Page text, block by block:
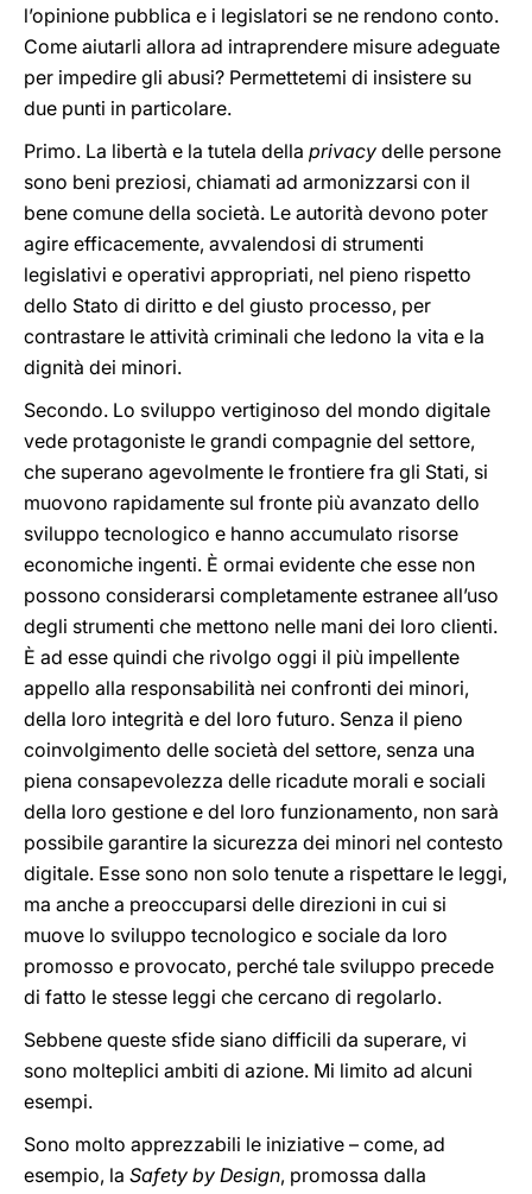
l’opinione pubblica e i legislatori se ne rendono conto.
Come aiutarli allora ad intraprendere misure adeguate
per impedire gli abusi? Permettetemi di insistere su
due punti in particolare.
Primo. La libertà e la tutela della privacy delle persone
sono beni preziosi, chiamati ad armonizzarsi con il
bene comune della società. Le autorità devono poter
agire efficacemente, avvalendosi di strumenti
legislativi e operativi appropriati, nel pieno rispetto
dello Stato di diritto e del giusto processo, per
contrastare le attività criminali che ledono la vita e la
dignità dei minori.
Secondo. Lo sviluppo vertiginoso del mondo digitale
vede protagoniste le grandi compagnie del settore,
che superano agevolmente le frontiere fra gli Stati, si
muovono rapidamente sul fronte più avanzato dello
sviluppo tecnologico e hanno accumulato risorse
economiche ingenti. È ormai evidente che esse non
possono considerarsi completamente estranee all’uso
degli strumenti che mettono nelle mani dei loro clienti.
È ad esse quindi che rivolgo oggi il più impellente
appello alla responsabilità nei confronti dei minori,
della loro integrità e del loro futuro. Senza il pieno
coinvolgimento delle società del settore, senza una
piena consapevolezza delle ricadute morali e sociali
della loro gestione e del loro funzionamento, non sarà
possibile garantire la sicurezza dei minori nel contesto
digitale. Esse sono non solo tenute a rispettare le leggi,
ma anche a preoccuparsi delle direzioni in cui si
muove lo sviluppo tecnologico e sociale da loro
promosso e provocato, perché tale sviluppo precede
di fatto le stesse leggi che cercano di regolarlo.
Sebbene queste sfide siano difficili da superare, vi
sono molteplici ambiti di azione. Mi limito ad alcuni
esempi.
Sono molto apprezzabili le iniziative – come, ad
esempio, la Safety by Design, promossa dalla